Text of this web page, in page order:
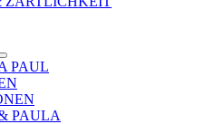
PAUL
PAULA